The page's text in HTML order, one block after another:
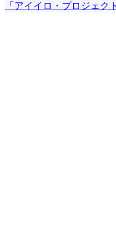
「アイイロ・プロジェク